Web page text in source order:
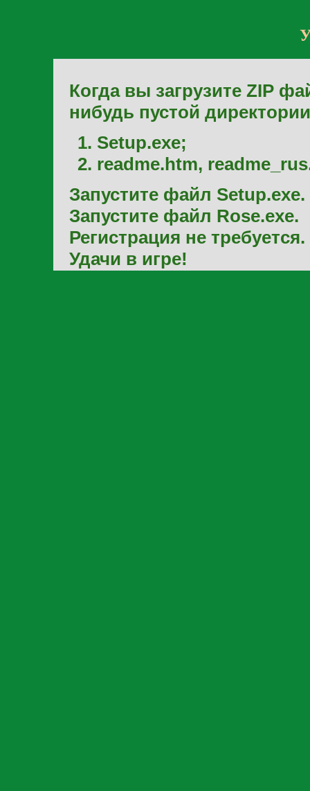
Когда вы загрузите ZIP
нибудь пустой
Setup.exe;
readme.htm,
Запустите файл Setup.exe.
Запустите файл Rose.exe.
Регистрация не
Удачи в игре!